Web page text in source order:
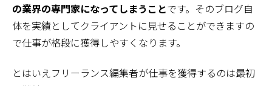
の業界の専門家になってしまうことです。そのブログ自
体を実績としてクライアントに見せることができますの
で仕事が格段に獲得しやすくなります。
とはいえフリーランス編集者が仕事を獲得するのは最初